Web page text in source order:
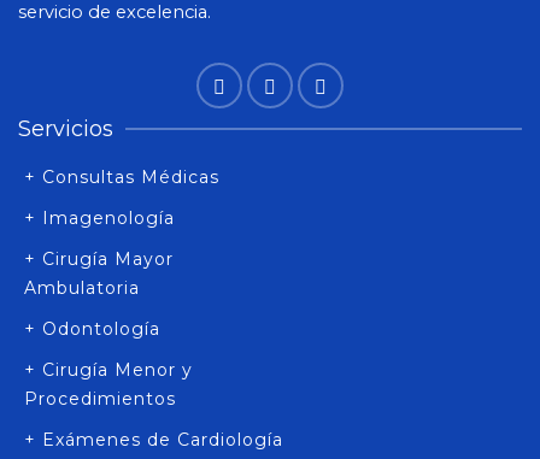
servicio de excelencia.
Servicios
+ Consultas Médicas
+ Imagenología
+ Cirugía Mayor
Ambulatoria
+ Odontología
+ Cirugía Menor y
Procedimientos
+ Exámenes de Cardiología